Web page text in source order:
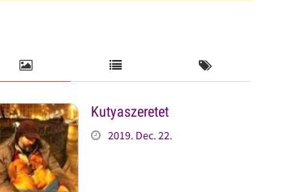
Kutyaszeretet
2019. Dec. 22.